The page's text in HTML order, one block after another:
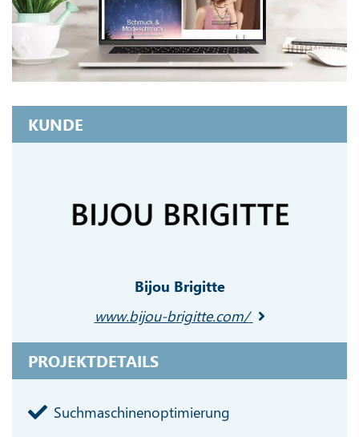
KUNDE
Bijou Brigitte
www.bijou-brigitte.com/
PROJEKTDETAILS
Suchmaschinenoptimierung